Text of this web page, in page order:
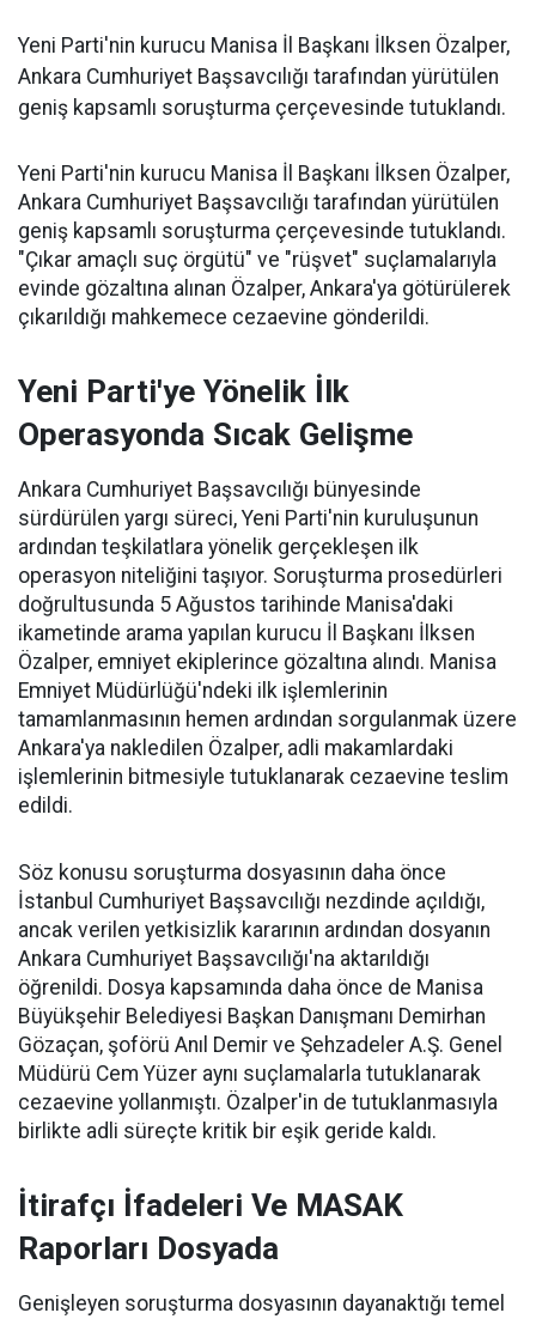
Yeni Parti'nin kurucu Manisa İl Başkanı İlksen Özalper,
Ankara Cumhuriyet Başsavcılığı tarafından yürütülen
geniş kapsamlı soruşturma çerçevesinde tutuklandı.
Yeni Parti'nin kurucu Manisa İl Başkanı İlksen Özalper,
Ankara Cumhuriyet Başsavcılığı tarafından yürütülen
geniş kapsamlı soruşturma çerçevesinde tutuklandı.
"Çıkar amaçlı suç örgütü" ve "rüşvet" suçlamalarıyla
evinde gözaltına alınan Özalper, Ankara'ya götürülerek
çıkarıldığı mahkemece cezaevine gönderildi.
Yeni Parti'ye Yönelik İlk
Operasyonda Sıcak Gelişme
Ankara Cumhuriyet Başsavcılığı bünyesinde
sürdürülen yargı süreci, Yeni Parti'nin kuruluşunun
ardından teşkilatlara yönelik gerçekleşen ilk
operasyon niteliğini taşıyor. Soruşturma prosedürleri
doğrultusunda 5 Ağustos tarihinde Manisa'daki
ikametinde arama yapılan kurucu İl Başkanı İlksen
Özalper, emniyet ekiplerince gözaltına alındı. Manisa
Emniyet Müdürlüğü'ndeki ilk işlemlerinin
tamamlanmasının hemen ardından sorgulanmak üzere
Ankara'ya nakledilen Özalper, adli makamlardaki
işlemlerinin bitmesiyle tutuklanarak cezaevine teslim
edildi.
Söz konusu soruşturma dosyasının daha önce
İstanbul Cumhuriyet Başsavcılığı nezdinde açıldığı,
ancak verilen yetkisizlik kararının ardından dosyanın
Ankara Cumhuriyet Başsavcılığı'na aktarıldığı
öğrenildi. Dosya kapsamında daha önce de Manisa
Büyükşehir Belediyesi Başkan Danışmanı Demirhan
Gözaçan, şoförü Anıl Demir ve Şehzadeler A.Ş. Genel
Müdürü Cem Yüzer aynı suçlamalarla tutuklanarak
cezaevine yollanmıştı. Özalper'in de tutuklanmasıyla
birlikte adli süreçte kritik bir eşik geride kaldı.
İtirafçı İfadeleri Ve MASAK
Raporları Dosyada
Genişleyen soruşturma dosyasının dayanaktığı temel